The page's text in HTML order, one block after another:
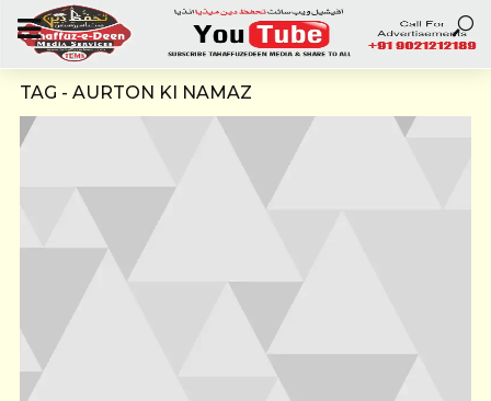
TAG - AURTON KI NAMAZ